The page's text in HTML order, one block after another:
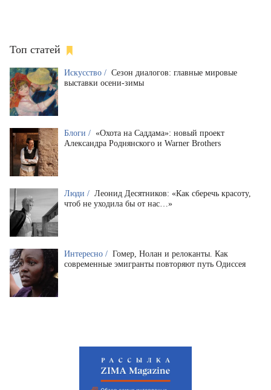
Топ статей
Искусство / Сезон диалогов: главные мировые
выставки осени-зимы
Блоги / «Охота на Саддама»: новый проект
Александра Роднянского и Warner Brothers
Люди / Леонид Десятников: «Как сберечь красоту,
чтоб не уходила бы от нас…»
Интересно / Гомер, Нолан и релоканты. Как
современные эмигранты повторяют путь Одиссея